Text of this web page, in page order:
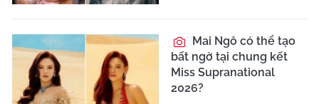
Mai Ngô có thể tạo
bất ngờ tại chung kết
Miss Supranational
2026?